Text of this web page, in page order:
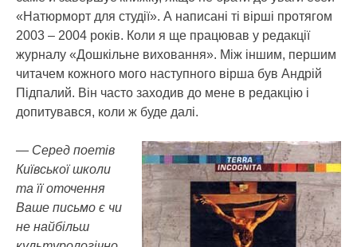
«Натюрморт для студії». А написані ті вірші протягом
2003 – 2004 років. Коли я ще працював у редакції
журналу «Дошкільне виховання». Між іншим, першим
читачем кожного мого наступного вірша був Андрій
Підпалий. Він часто заходив до мене в редакцію і
допитувався, коли ж буде далі.
— Серед поетів
Київської школи
та її оточення
Ваше письмо є чи
не найбільш